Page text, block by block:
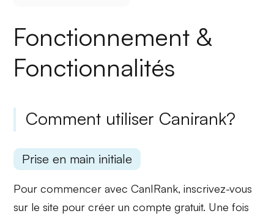
Fonctionnement &
Fonctionnalités
Comment utiliser Canirank?
Prise en main initiale
Pour commencer avec CanIRank, inscrivez-vous
sur le site pour créer un compte gratuit. Une fois